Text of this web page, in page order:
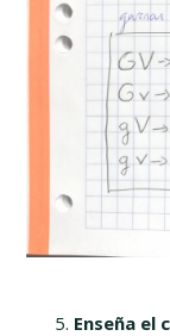
Enseña el